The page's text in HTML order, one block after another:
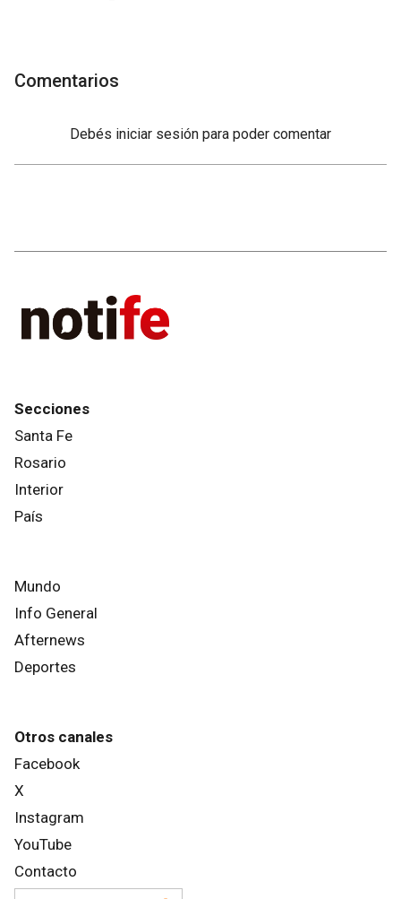
Comentarios
Debés iniciar sesión para poder comentar
Secciones
Santa Fe
Rosario
Interior
País
Mundo
Info General
Afternews
Deportes
Otros canales
Facebook
X
Instagram
YouTube
Contacto